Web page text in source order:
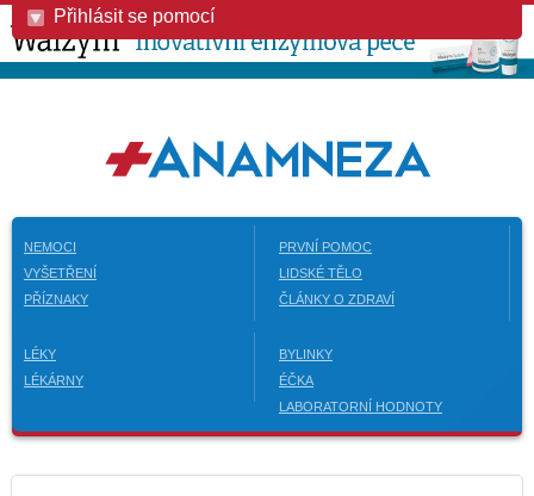
Přihlásit se pomocí
NEMOCI
VYŠETŘENÍ
PŘÍZNAKY
PRVNÍ POMOC
LIDSKÉ TĚLO
ČLÁNKY O ZDRAVÍ
LÉKY
LÉKÁRNY
BYLINKY
ÉČKA
LABORATORNÍ HODNOTY